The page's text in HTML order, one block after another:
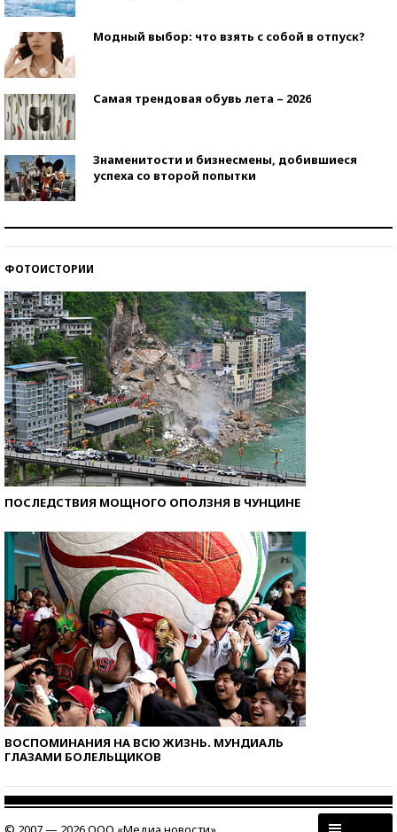
Модный выбор: что взять с собой в отпуск?
Самая трендовая обувь лета – 2026
Знаменитости и бизнесмены, добившиеся
успеха со второй попытки
ФОТОИСТОРИИ
ПОСЛЕДСТВИЯ МОЩНОГО ОПОЛЗНЯ В ЧУНЦИНЕ
ВОСПОМИНАНИЯ НА ВСЮ ЖИЗНЬ. МУНДИАЛЬ
ГЛАЗАМИ БОЛЕЛЬЩИКОВ